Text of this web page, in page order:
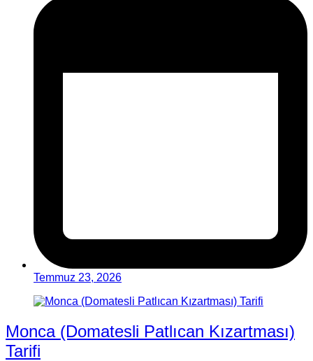
Temmuz 23, 2026
Monca (Domatesli Patlıcan Kızartması)
Tarifi